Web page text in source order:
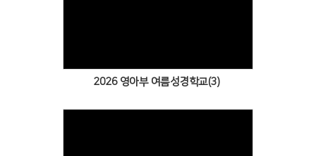
2026 영아부 여름성경학교(3)